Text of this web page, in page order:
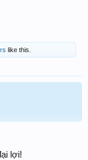
like this.
lợi!